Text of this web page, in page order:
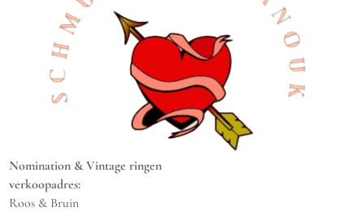
Nomination & Vintage ringen
verkoopadres:
Roos & Bruin